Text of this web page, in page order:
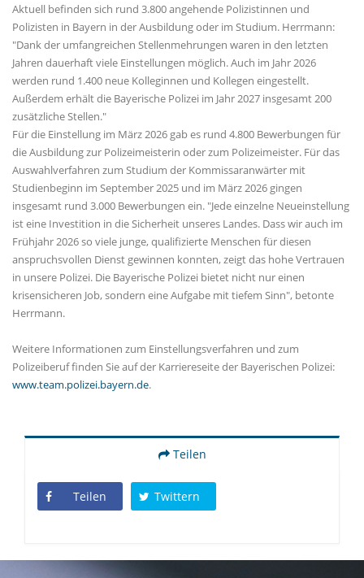
Aktuell befinden sich rund 3.800 angehende Polizistinnen und
Polizisten in Bayern in der Ausbildung oder im Studium. Herrmann:
"Dank der umfangreichen Stellenmehrungen waren in den letzten
Jahren dauerhaft viele Einstellungen möglich. Auch im Jahr 2026
werden rund 1.400 neue Kolleginnen und Kollegen eingestellt.
Außerdem erhält die Bayerische Polizei im Jahr 2027 insgesamt 200
zusätzliche Stellen."
Für die Einstellung im März 2026 gab es rund 4.800 Bewerbungen für
die Ausbildung zur Polizeimeisterin oder zum Polizeimeister. Für das
Auswahlverfahren zum Studium der Kommissaranwärter mit
Studienbeginn im September 2025 und im März 2026 gingen
insgesamt rund 3.000 Bewerbungen ein. "Jede einzelne Neueinstellung
ist eine Investition in die Sicherheit unseres Landes. Dass wir auch im
Frühjahr 2026 so viele junge, qualifizierte Menschen für diesen
anspruchsvollen Dienst gewinnen konnten, zeigt das hohe Vertrauen
in unsere Polizei. Die Bayerische Polizei bietet nicht nur einen
krisensicheren Job, sondern eine Aufgabe mit tiefem Sinn", betonte
Herrmann.
Weitere Informationen zum Einstellungsverfahren und zum
Polizeiberuf finden Sie auf der Karriereseite der Bayerischen Polizei:
www.team.polizei.bayern.de.
Teilen
Teilen Twittern